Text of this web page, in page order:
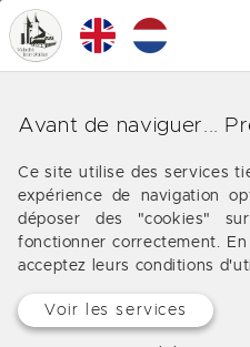
Nos
Les offres de notre
Aucun bien à afficher
Avant de naviguer...
Ce site utilise des services
expérience de navigation
déposer des "cookies"
fonctionner correctement.
acceptez leurs conditions
Voir les services